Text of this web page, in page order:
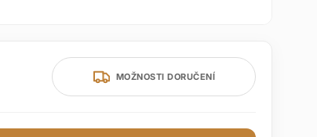
MOŽNOSTI DORUČENÍ